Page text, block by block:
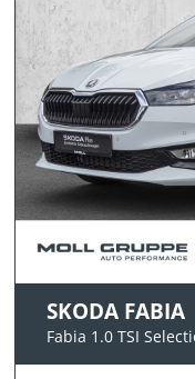
SKODA FABIA
Fabia 1.0 TSI